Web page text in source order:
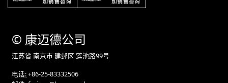
© 康迈德公司
江苏省 南京市 建邺区 莲池路99号
电话:+86-25-83332506